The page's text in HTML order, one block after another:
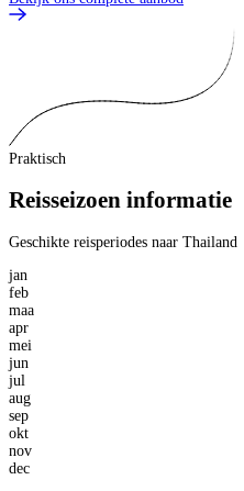
Praktisch
Reisseizoen informatie
Geschikte reisperiodes naar Thailand
jan
feb
maa
apr
mei
jun
jul
aug
sep
okt
nov
dec